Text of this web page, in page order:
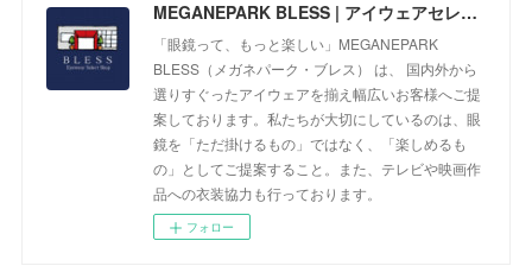
MEGANEPARK BLESS | アイウェアセレクトショップ
「眼鏡って、もっと楽しい」MEGANEPARK
BLESS（メガネパーク・ブレス） は、 国内外から
選りすぐったアイウェアを揃え幅広いお客様へご提
案しております。私たちが大切にしているのは、眼
鏡を「ただ掛けるもの」ではなく、「楽しめるも
の」としてご提案すること。また、テレビや映画作
品への衣装協力も行っております。
フォロー